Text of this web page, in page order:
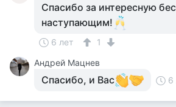
Спасибо за интересную
наступающим!
6 лет
1
Андрей Мацнев
Спасибо, и Вас 6